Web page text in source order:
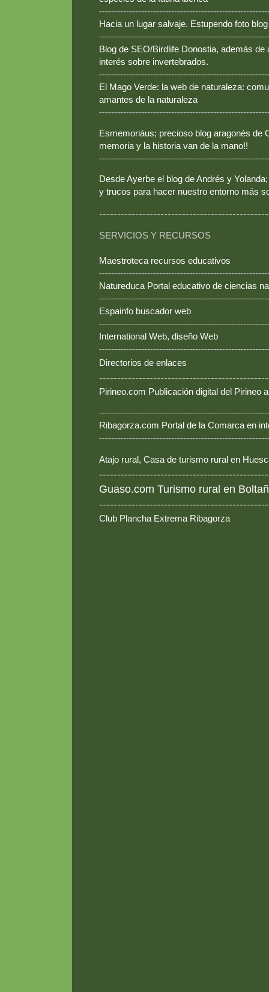
Hacia un lugar salvaje. Estupendo foto
Blog de SEO/Birdlife Donostia, además
interés sobre invertebrados.
El Mago Verde: la web de naturaleza:
amantes de la naturaleza
Esmemoriáus; precioso blog aragonés de
memoria y la historia van de la mano!!
Desde Ayerbe el blog de Andrés y
y trucos para hacer nuestro entorno más
SERVICIOS Y RECURSOS
Maestroteca recursos educativos
Natureduca Portal educativo de ciencias
Espainfo buscador web
International Web, diseño Web
Directorios de enlaces
Pirineo.com Publicación digital del Pirineo
Ribagorza.com Portal de la Comarca en
Atajo rural, Casa de turismo rural en
Guaso.com Turismo rural en
Club Plancha Extrema Ribagorza